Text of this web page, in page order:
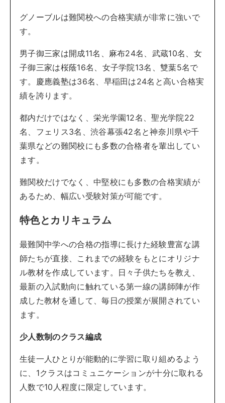
グノーブルは難関校への合格実績が非常に強いで
す。
男子御三家は開成11名、麻布24名、武蔵10名、女
子御三家は桜蔭16名、女子学院13名、雙葉5名で
す。慶應義塾は36名、早稲田は24名と高い合格実
績を誇ります。
都内だけではなく、栄光学園12名、聖光学院22
名、フェリス3名、渋谷幕張42名と神奈川県や千
葉県などの難関校にも多数の合格者を輩出してい
ます。
難関校だけでなく、中堅校にも多数の合格実績が
あるため、幅広い受験対策が可能です。
特色とカリキュラム
最難関中学への合格の指導に長けた経験豊富な講
師たちが直接、これまでの経験をもとにオリジナ
ル教材を作成しています。日々子供たちを教え、
最新の入試動向に触れている第一線の講師陣が作
成した教材を通して、毎日の授業が展開されてい
ます。
少人数制のクラス編成
生徒一人ひとりが能動的に学習に取り組めるよう
に、1クラスはコミュニケーションが十分に取れる
人数で10人程度に限定しています。